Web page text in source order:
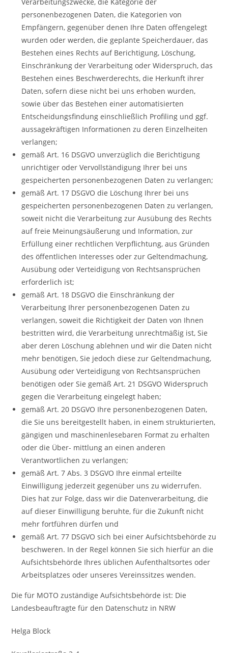
personenbezogenen Daten, die Kategorien von
Empfängern, gegenüber denen Ihre Daten offengelegt
wurden oder werden, die geplante Speicherdauer, das
Bestehen eines Rechts auf Berichtigung, Löschung,
Einschränkung der Verarbeitung oder Widerspruch, das
Bestehen eines Beschwerderechts, die Herkunft ihrer
Daten, sofern diese nicht bei uns erhoben wurden,
sowie über das Bestehen einer automatisierten
Entscheidungsfindung einschließlich Profiling und ggf.
aussagekräftigen Informationen zu deren Einzelheiten
verlangen;
gemäß Art. 16 DSGVO unverzüglich die Berichtigung
unrichtiger oder Vervollständigung Ihrer bei uns
gespeicherten personenbezogenen Daten zu verlangen;
gemäß Art. 17 DSGVO die Löschung Ihrer bei uns
gespeicherten personenbezogenen Daten zu verlangen,
soweit nicht die Verarbeitung zur Ausübung des Rechts
auf freie Meinungsäußerung und Information, zur
Erfüllung einer rechtlichen Verpflichtung, aus Gründen
des öffentlichen Interesses oder zur Geltendmachung,
Ausübung oder Verteidigung von Rechtsansprüchen
erforderlich ist;
gemäß Art. 18 DSGVO die Einschränkung der
Verarbeitung Ihrer personenbezogenen Daten zu
verlangen, soweit die Richtigkeit der Daten von Ihnen
bestritten wird, die Verarbeitung unrechtmäßig ist, Sie
aber deren Löschung ablehnen und wir die Daten nicht
mehr benötigen, Sie jedoch diese zur Geltendmachung,
Ausübung oder Verteidigung von Rechtsansprüchen
benötigen oder Sie gemäß Art. 21 DSGVO Widerspruch
gegen die Verarbeitung eingelegt haben;
gemäß Art. 20 DSGVO Ihre personenbezogenen Daten,
die Sie uns bereitgestellt haben, in einem strukturierten,
gängigen und maschinenlesebaren Format zu erhalten
oder die Über- mittlung an einen anderen
Verantwortlichen zu verlangen;
gemäß Art. 7 Abs. 3 DSGVO Ihre einmal erteilte
Einwilligung jederzeit gegenüber uns zu widerrufen.
Dies hat zur Folge, dass wir die Datenverarbeitung, die
auf dieser Einwilligung beruhte, für die Zukunft nicht
mehr fortführen dürfen und
gemäß Art. 77 DSGVO sich bei einer Aufsichtsbehörde zu
beschweren. In der Regel können Sie sich hierfür an die
Aufsichtsbehörde Ihres üblichen Aufenthaltsortes oder
Arbeitsplatzes oder unseres Vereinssitzes wenden.
Die für MOTO zuständige Aufsichtsbehörde ist: Die
Landesbeauftragte für den Datenschutz in NRW
Helga Block